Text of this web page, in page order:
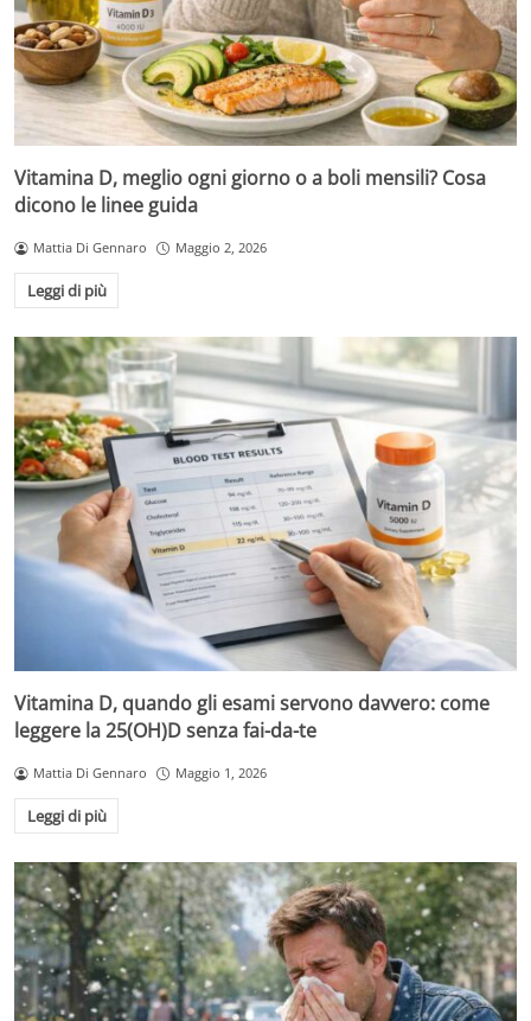
Vitamina D, meglio ogni giorno o a boli mensili? Cosa
dicono le linee guida
Mattia Di Gennaro Maggio 2, 2026
Leggi di più
Vitamina D, quando gli esami servono davvero: come
leggere la 25(OH)D senza fai-da-te
Mattia Di Gennaro Maggio 1, 2026
Leggi di più